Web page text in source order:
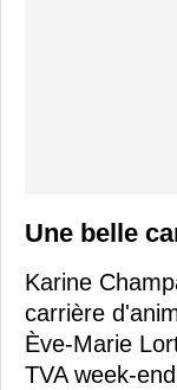
Une belle
Karine
carrière
Ève-Marie
TVA week-